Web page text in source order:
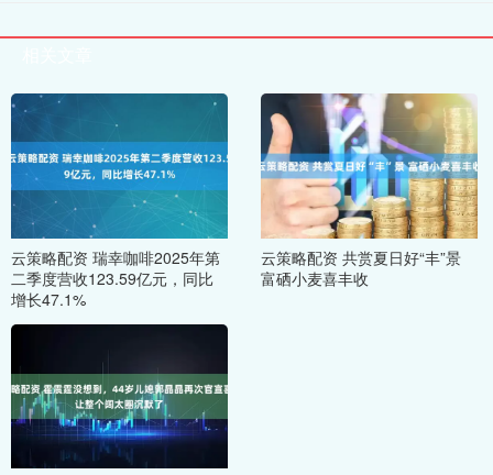
云策略配资 瑞幸咖啡2025年第
二季度营收123.59亿元，同比
增长47.1%
云策略配资 共赏夏日好“丰”景
富硒小麦喜丰收